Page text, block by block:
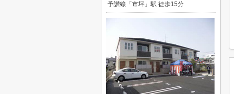
予讃線「市坪」駅 徒歩15分